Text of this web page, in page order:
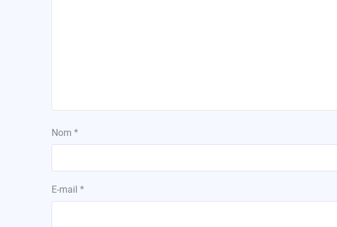
Nom *
E-mail *